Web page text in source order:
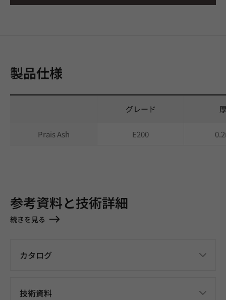
製品仕様
グレード
Prais Ash E200
参考資料と技術詳細
続きを見る
カタログ
技術資料